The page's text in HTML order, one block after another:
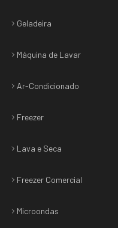
Geladeira
Máquina de Lavar
Ar-Condicionado
Freezer
Lava e Seca
Freezer Comercial
Microondas